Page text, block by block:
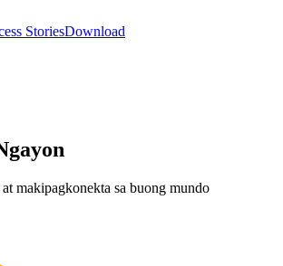
StoriesDownload
makipagkonekta sa buong mundo